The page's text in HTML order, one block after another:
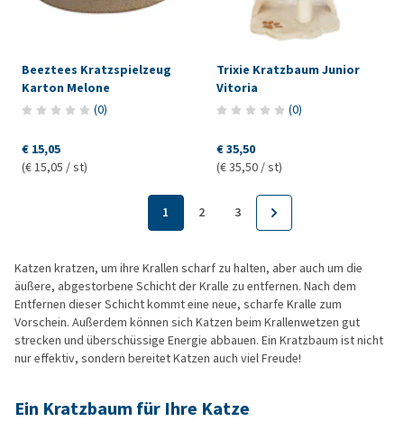
Beeztees Kratzspielzeug
Karton Melone
(0)
€ 15,05
(€ 15,05 / st)
Trixie Kratzbaum Junior
Vitoria
(0)
€ 35,50
(€ 35,50 / st)
1 2 3
Katzen kratzen, um ihre Krallen scharf zu halten, aber auch um die
äußere, abgestorbene Schicht der Kralle zu entfernen. Nach dem
Entfernen dieser Schicht kommt eine neue, scharfe Kralle zum
Vorschein. Außerdem können sich Katzen beim Krallenwetzen gut
strecken und überschüssige Energie abbauen. Ein Kratzbaum ist nicht
nur effektiv, sondern bereitet Katzen auch viel Freude!
Ein Kratzbaum für Ihre Katze